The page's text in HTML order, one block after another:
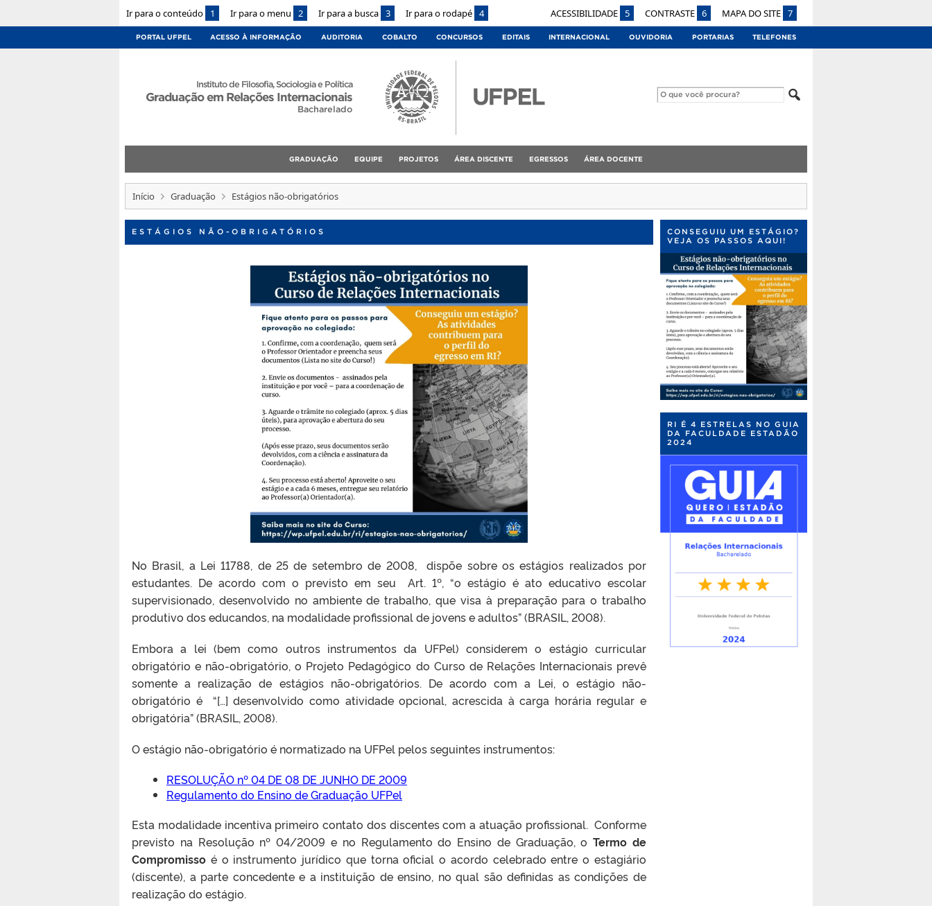
Ir para o conteúdo 1 Ir para o menu 2 Ir para a busca 3 Ir para o rodapé 4 ACESSIBILIDADE 5 CONTRASTE 6 MAPA DO SITE 7
PORTAL UFPEL ACESSO À INFORMAÇÃO AUDITORIA COBALTO CONCURSOS EDITAIS INTERNACIONAL OUVIDORIA PORTARIAS TELEFONES
Instituto de Filosofia, Sociologia e Política
Graduação em Relações Internacionais
Bacharelado
GRADUAÇÃO EQUIPE PROJETOS ÁREA DISCENTE EGRESSOS ÁREA DOCENTE
Início Graduação Estágios não-obrigatórios
ESTÁGIOS NÃO-OBRIGATÓRIOS
No Brasil, a Lei 11788, de 25 de setembro de 2008, dispõe sobre os estágios realizados por
estudantes. De acordo com o previsto em seu Art. 1º, “o estágio é ato educativo escolar
supervisionado, desenvolvido no ambiente de trabalho, que visa à preparação para o trabalho
produtivo dos educandos, na modalidade profissional de jovens e adultos” (BRASIL, 2008).
Embora a lei (bem como outros instrumentos da UFPel) considerem o estágio curricular
obrigatório e não-obrigatório, o Projeto Pedagógico do Curso de Relações Internacionais prevê
somente a realização de estágios não-obrigatórios. De acordo com a Lei, o estágio não-
obrigatório é “[…] desenvolvido como atividade opcional, acrescida à carga horária regular e
obrigatória” (BRASIL, 2008).
O estágio não-obrigatório é normatizado na UFPel pelos seguintes instrumentos:
RESOLUÇÃO nº 04 DE 08 DE JUNHO DE 2009
Regulamento do Ensino de Graduação UFPel
Esta modalidade incentiva primeiro contato dos discentes com a atuação profissional. Conforme
previsto na Resolução nº 04/2009 e no Regulamento do Ensino de Graduação, oTermo de
Compromisso é o instrumento jurídico que torna oficial o acordo celebrado entre o estagiário
(discente), a parte concedente e a instituição de ensino, no qual são definidas as condições de
realização do estágio.
CONSEGUIU UM ESTÁGIO?
VEJA OS PASSOS AQUI!
RI É 4 ESTRELAS NO GUIA
DA FACULDADE ESTADÃO
2024